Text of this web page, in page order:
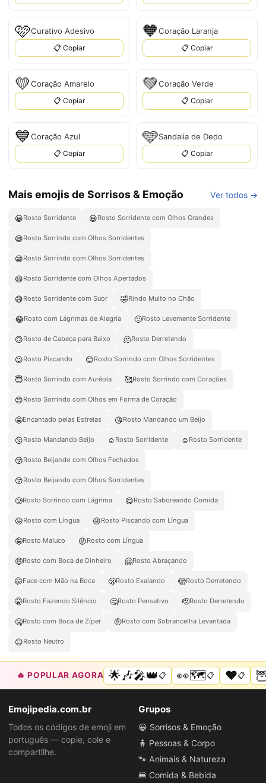
🩷Curativo Adesivo
📋 Copiar
🧡Coração Laranja
📋 Copiar
💛Coração Amarelo
📋 Copiar
💚Coração Verde
📋 Copiar
💙Coração Azul
📋 Copiar
🩵Sandalia de Dedo
📋 Copiar
Mais emojis de Sorrisos & Emoção Ver todos →
😀Rosto Sorridente 😃Rosto Sorridente com Olhos Grandes
😄Rosto Sorrindo com Olhos Sorridentes
😁Rosto Sorrindo com Olhos Sorridentes
😆Rosto Sorridente com Olhos Apertados
😅Rosto Sorridente com Suor 🤣Rindo Muito no Chão
😂Rosto com Lágrimas de Alegria 🙂Rosto Levemente Sorridente
🙃Rosto de Cabeça para Baixo 🫠Rosto Derretendo
😉Rosto Piscando 😊Rosto Sorrindo com Olhos Sorridentes
😇Rosto Sorrindo com Auréola 🥰Rosto Sorrindo com Corações
😍Rosto Sorrindo com Olhos em Forma de Coração
🤩Encantado pelas Estrelas 😘Rosto Mandando um Beijo
😗Rosto Mandando Beijo ☺️ Rosto Sorridente ☺ Rosto Sorridente
😚Rosto Beijando com Olhos Fechados
😙Rosto Beijando com Olhos Sorridentes
🥲Rosto Sorrindo com Lágrima 😋Rosto Saboreando Comida
😛Rosto com Língua 😜Rosto Piscando com Língua
🤪Rosto Maluco 😝Rosto com Língua
🤑Rosto com Boca de Dinheiro 🤗Rosto Abraçando
🤭Face com Mão na Boca 🫢Rosto Exalando 🫣Rosto Derretendo
🤫Rosto Fazendo Silêncio 🤔Rosto Pensativo 🫡Rosto Derretendo
🤐Rosto com Boca de Zíper 🤨Rosto com Sobrancelha Levantada
😐Rosto Neutro
🔥 POPULAR AGORA 🌟🎶🎤👑📋 👀🗺️📋 ❤️📋
Emojipedia.com.br
Todos os códigos de emoji em
português — copie, cole e
compartilhe.
Grupos
😀 Sorrisos & Emoção
🧍 Pessoas & Corpo
🐾 Animais & Natureza
🍔 Comida & Bebida